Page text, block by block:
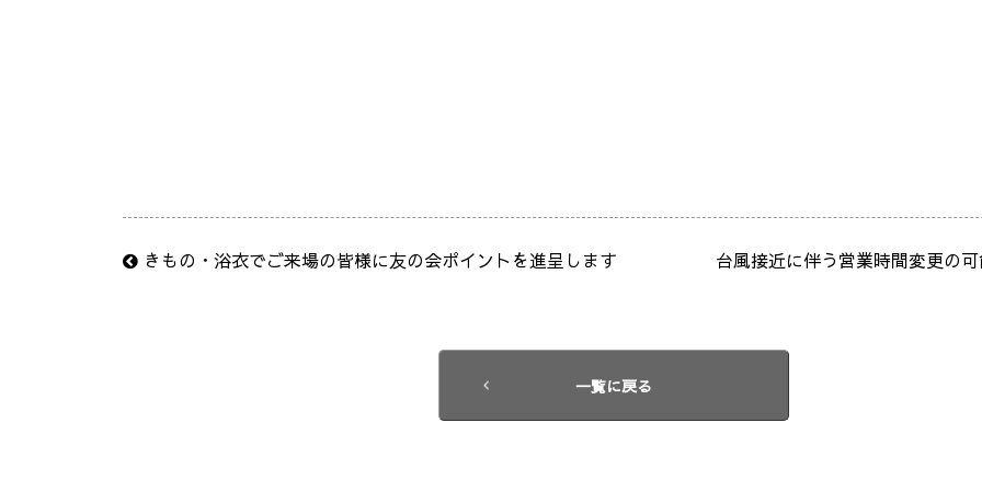
きもの・浴衣でご来場の皆様に友の会ポイントを進呈します 台風接近に伴う営業時間変更の
一覧に戻る